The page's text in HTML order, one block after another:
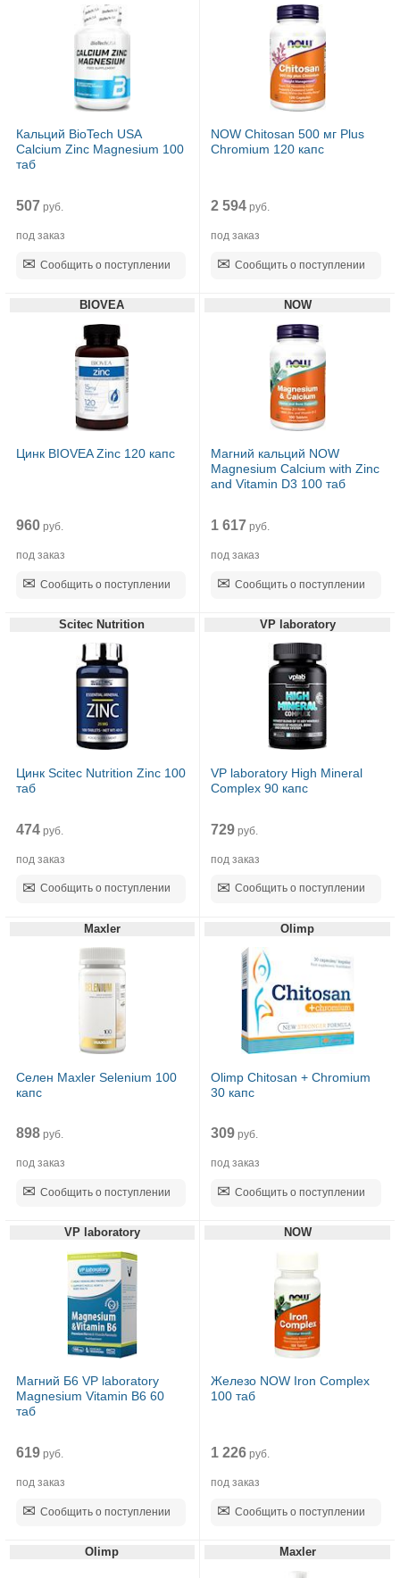
Кальций BioTech USA
Calcium Zinc Magnesium 100
таб
507 руб.
под заказ
Сообщить о поступлении
NOW Chitosan 500 мг Plus
Chromium 120 капс
2 594 руб.
под заказ
Сообщить о поступлении
BIOVEA
Цинк BIOVEA Zinc 120 капс
960руб.
под заказ
Сообщить о поступлении
NOW
Магний кальций NOW
Magnesium Calcium with Zinc
and Vitamin D3 100 таб
1 617 руб.
под заказ
Сообщить о поступлении
Scitec Nutrition
Цинк Scitec Nutrition Zinc 100
таб
474руб.
под заказ
Сообщить о поступлении
VP laboratory
VP laboratory High Mineral
Complex 90 капс
729 руб.
под заказ
Сообщить о поступлении
Maxler
Селен Maxler Selenium 100
капс
898руб.
под заказ
Сообщить о поступлении
Olimp
Olimp Chitosan + Chromium
30 капс
309 руб.
под заказ
Сообщить о поступлении
VP laboratory
Магний Б6 VP laboratory
Magnesium Vitamin B6 60
таб
619руб.
под заказ
Сообщить о поступлении
NOW
Железо NOW Iron Complex
100 таб
1 226 руб.
под заказ
Сообщить о поступлении
Olimp Maxler